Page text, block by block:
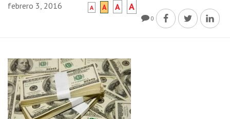
febrero 3, 2016 A A A A
0